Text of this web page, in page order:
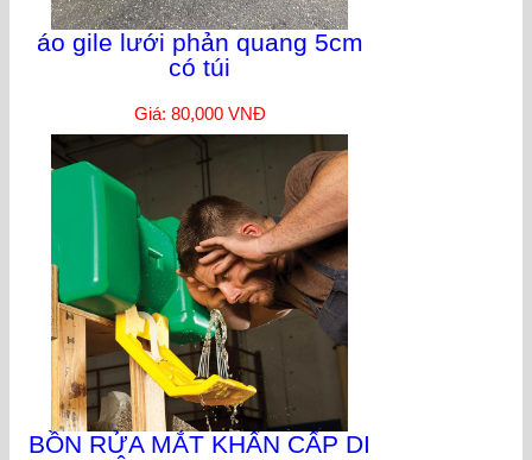
áo gile lưới phản quang 5cm
có túi
Giá: 80,000 VNĐ
BỒN RỬA MẮT KHẨN CẤP DI